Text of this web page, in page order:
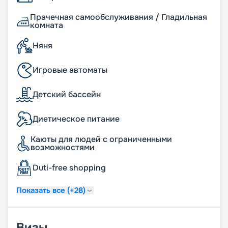
Прачечная самообслуживания / Гладильная
комната
Няня
Игровые автоматы
Детский бассейн
Диетическое питание
Каюты для людей с ограниченными
возможностями
Duti-free shopping
Показать все (+28)